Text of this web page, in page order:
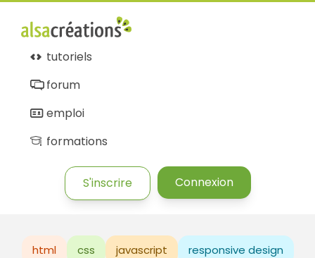
tutoriels
forum
emploi
formations
S'inscrire Connexion
html css javascript responsive design